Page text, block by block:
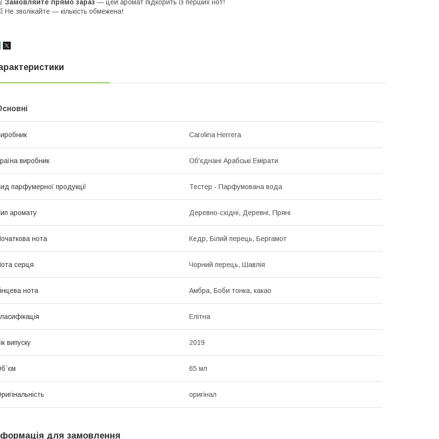
Замовляйте прямо зараз — цей аромат підкорить із перших нот!
Не зволікайте — кількість обмежена!
Carolina Herrera
виробник Об'єднані Арабські Емірати
парфумерної продукції Тестер - Парфумована вода
аромату Деревно-східні, Деревні, Пряні
нота Кедр, Білий перець, Бергамот
серця Чорний перець, Шавлія
нота Амбра, Боби тонка, какао
Елітна
випуску 2019
65 мл
оригінал
для замовлення